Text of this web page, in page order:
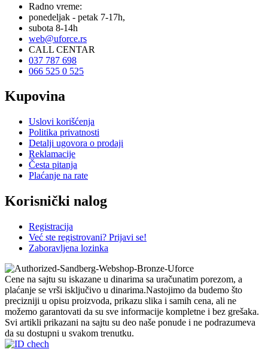
Radno vreme:
ponedeljak - petak 7-17h,
subota 8-14h
web@uforce.rs
CALL CENTAR
037 787 698
066 525 0 525
Kupovina
Uslovi korišćenja
Politika privatnosti
Detalji ugovora o prodaji
Reklamacije
Česta pitanja
Plaćanje na rate
Korisnički nalog
Registracija
Već ste registrovani? Prijavi se!
Zaboravljena lozinka
Cene na sajtu su iskazane u dinarima sa uračunatim porezom, a
plaćanje se vrši isključivo u dinarima.Nastojimo da budemo što
precizniji u opisu proizvoda, prikazu slika i samih cena, ali ne
možemo garantovati da su sve informacije kompletne i bez grešaka.
Svi artikli prikazani na sajtu su deo naše ponude i ne podrazumeva
da su dostupni u svakom trenutku.